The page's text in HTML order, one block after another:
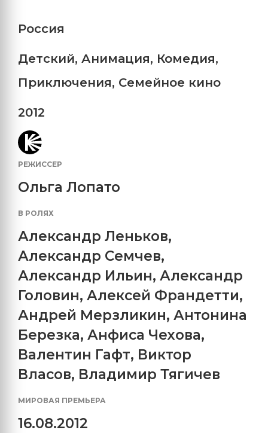
Россия
Детский, Анимация, Комедия,
Приключения, Семейное кино
2012
РЕЖИССЕР
Ольга Лопато
В РОЛЯХ
Александр Леньков,
Александр Семчев,
Александр Ильин, Александр
Головин, Алексей Франдетти,
Андрей Мерзликин, Антонина
Березка, Анфиса Чехова,
Валентин Гафт, Виктор
Власов, Владимир Тягичев
МИРОВАЯ ПРЕМЬЕРА
16.08.2012